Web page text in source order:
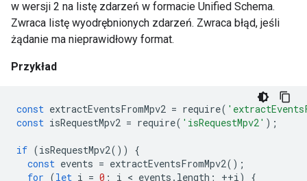
w wersji 2 na listę zdarzeń w formacie Unified Schema.
Zwraca listę wyodrębnionych zdarzeń. Zwraca błąd, jeśli
żądanie ma nieprawidłowy format.
Przykład
const extractEventsFromMpv2 = require(
const isRequestMpv2 = require( 'isRequestMpv2' );
if (isRequestMpv2())
{
const events = extractEventsFromMpv2();
for (let i = 0 ; i < events . length ; ++i)
{